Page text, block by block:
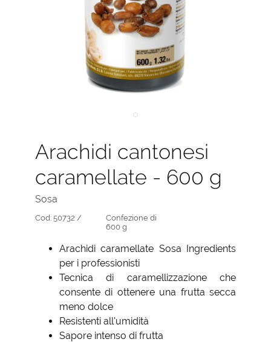
Arachidi cantonesi
caramellate - 600 g
Sosa
Cod: 50732 /
Confezione di
600 g
Arachidi caramellate Sosa Ingredients
per i professionisti
Tecnica di caramellizzazione che
consente di ottenere una frutta secca
meno dolce
Resistenti all'umidità
Sapore intenso di frutta